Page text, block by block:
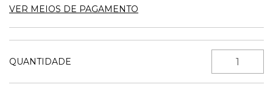
VER MEIOS DE PAGAMENTO
QUANTIDADE